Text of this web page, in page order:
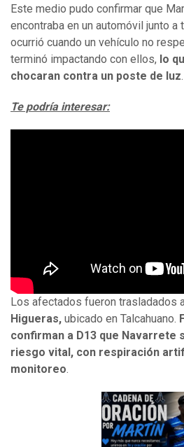
Este medio pudo confirmar que
encontraba en un automóvil junto
ocurrió cuando un vehículo no
terminó impactando con ellos, lo
chocaran contra un poste de luz.
Te podría interesar:
Los afectados fueron trasladados
Higueras, ubicado en Talcahuano.
confirman a D13 que Navarrete
riesgo vital, con respiración
monitoreo.